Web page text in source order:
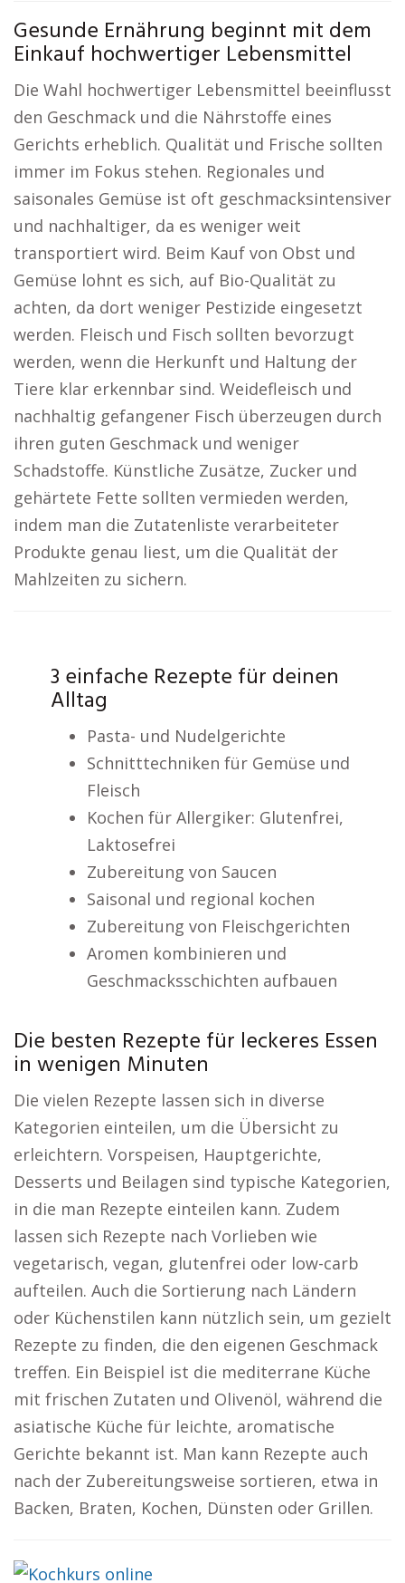
Gesunde Ernährung beginnt mit dem
Einkauf hochwertiger Lebensmittel
Die Wahl hochwertiger Lebensmittel beeinflusst
den Geschmack und die Nährstoffe eines
Gerichts erheblich. Qualität und Frische sollten
immer im Fokus stehen. Regionales und
saisonales Gemüse ist oft geschmacksintensiver
und nachhaltiger, da es weniger weit
transportiert wird. Beim Kauf von Obst und
Gemüse lohnt es sich, auf Bio-Qualität zu
achten, da dort weniger Pestizide eingesetzt
werden. Fleisch und Fisch sollten bevorzugt
werden, wenn die Herkunft und Haltung der
Tiere klar erkennbar sind. Weidefleisch und
nachhaltig gefangener Fisch überzeugen durch
ihren guten Geschmack und weniger
Schadstoffe. Künstliche Zusätze, Zucker und
gehärtete Fette sollten vermieden werden,
indem man die Zutatenliste verarbeiteter
Produkte genau liest, um die Qualität der
Mahlzeiten zu sichern.
3 einfache Rezepte für deinen
Alltag
Pasta- und Nudelgerichte
Schnitttechniken für Gemüse und
Fleisch
Kochen für Allergiker: Glutenfrei,
Laktosefrei
Zubereitung von Saucen
Saisonal und regional kochen
Zubereitung von Fleischgerichten
Aromen kombinieren und
Geschmacksschichten aufbauen
Die besten Rezepte für leckeres Essen
in wenigen Minuten
Die vielen Rezepte lassen sich in diverse
Kategorien einteilen, um die Übersicht zu
erleichtern. Vorspeisen, Hauptgerichte,
Desserts und Beilagen sind typische Kategorien,
in die man Rezepte einteilen kann. Zudem
lassen sich Rezepte nach Vorlieben wie
vegetarisch, vegan, glutenfrei oder low-carb
aufteilen. Auch die Sortierung nach Ländern
oder Küchenstilen kann nützlich sein, um gezielt
Rezepte zu finden, die den eigenen Geschmack
treffen. Ein Beispiel ist die mediterrane Küche
mit frischen Zutaten und Olivenöl, während die
asiatische Küche für leichte, aromatische
Gerichte bekannt ist. Man kann Rezepte auch
nach der Zubereitungsweise sortieren, etwa in
Backen, Braten, Kochen, Dünsten oder Grillen.